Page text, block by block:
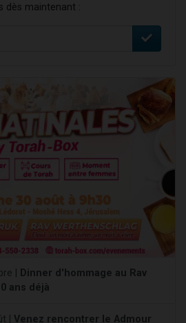
dès maintenant :
|
Dinner d'hommage au Rav
ans déjà
| Venez rencontrer le Admour